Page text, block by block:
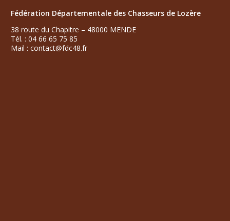
Fédération Départementale des Chasseurs de Lozère
38 route du Chapitre – 48000 MENDE
Tél. : 04 66 65 75 85
Mail : contact@fdc48.fr